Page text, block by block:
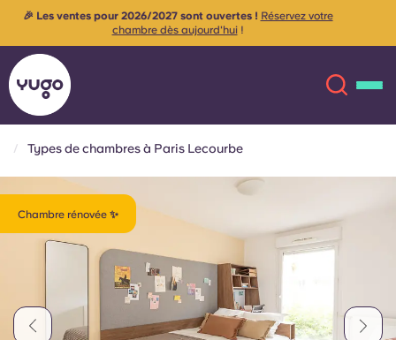
À propos
Lieux English (US)
Chinese Español
Català Deutsch
Les chambres sont actuellement en cours de rénovation afin
d'offrir à nos locataires la meilleure expérience de vie possible
✨ Contactez-nous pour plus d'informations
Types de chambres à Paris Lecourbe
Chambre rénovée ✨